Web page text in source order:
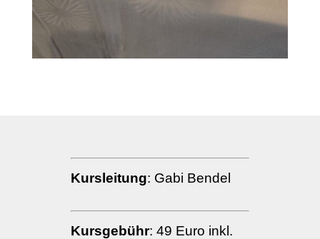
Kursleitung: Gabi Bendel
Kursgebühr: 49 Euro inkl.